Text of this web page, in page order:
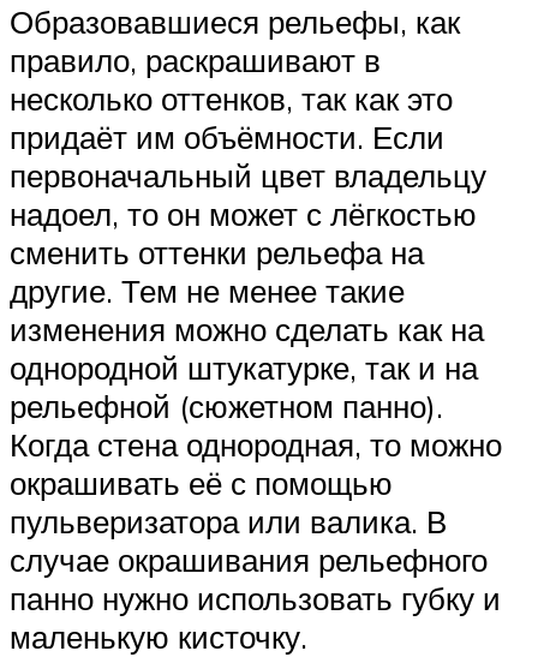
Образовавшиеся рельефы, как
правило, раскрашивают в
несколько оттенков, так как это
придаёт им объёмности. Если
первоначальный цвет владельцу
надоел, то он может с лёгкостью
сменить оттенки рельефа на
другие. Тем не менее такие
изменения можно сделать как на
однородной штукатурке, так и на
рельефной (сюжетном панно).
Когда стена однородная, то можно
окрашивать её с помощью
пульверизатора или валика. В
случае окрашивания рельефного
панно нужно использовать губку и
маленькую кисточку.